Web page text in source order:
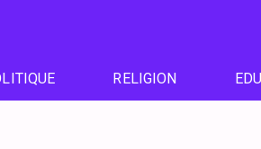
RELIGION